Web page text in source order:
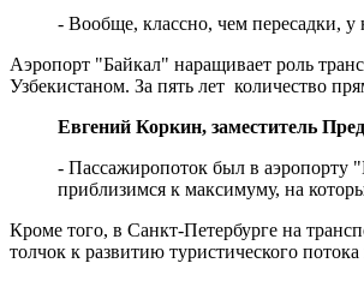
- Вообще, классно, чем пересадки, у
Аэропорт "Байкал" наращивает роль
Узбекистаном. За пять лет количество
Евгений Коркин, заместитель
- Пассажиропоток был в аэропорту
приблизимся к максимуму, на
Кроме того, в Санкт-Петербурге на
толчок к развитию туристического